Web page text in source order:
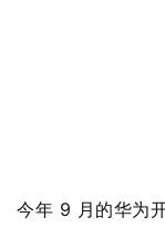
今年 9 月的华为